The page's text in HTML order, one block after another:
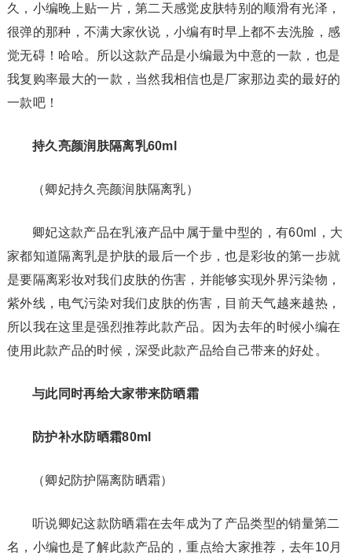
久，小编晚上贴一片，第二天感觉皮肤特别的顺滑有光泽，
很弹的那种，不满大家伙说，小编有时早上都不去洗脸，感
觉无碍！哈哈。所以这款产品是小编最为中意的一款，也是
我复购率最大的一款，当然我相信也是厂家那边卖的最好的
一款吧！
持久亮颜润肤隔离乳60ml
（卿妃持久亮颜润肤隔离乳）
卿妃这款产品在乳液产品中属于量中型的，有60ml，大
家都知道隔离乳是护肤的最后一个步，也是彩妆的第一步就
是要隔离彩妆对我们皮肤的伤害，并能够实现外界污染物，
紫外线，电气污染对我们皮肤的伤害，目前天气越来越热，
所以我在这里是强烈推荐此款产品。因为去年的时候小编在
使用此款产品的时候，深受此款产品给自己带来的好处。
与此同时再给大家带来防晒霜
防护补水防晒霜80ml
（卿妃防护隔离防晒霜）
听说卿妃这款防晒霜在去年成为了产品类型的销量第二
名，小编也是了解此款产品的，重点给大家推荐，去年10月